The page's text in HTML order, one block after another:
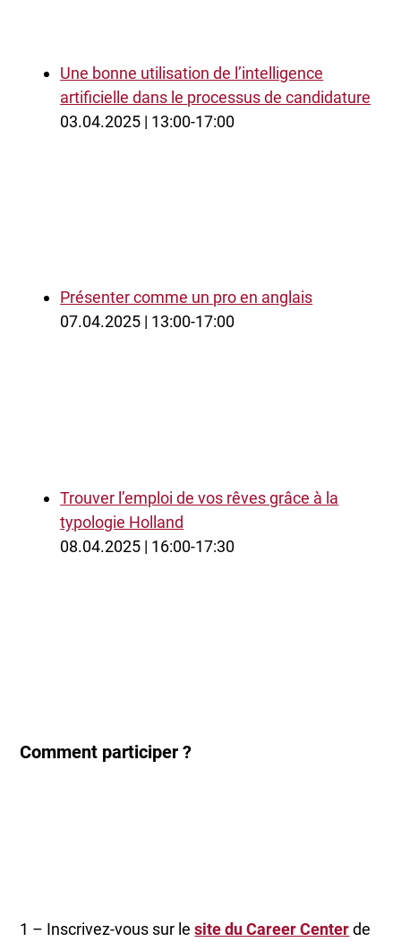
Une bonne utilisation de l’intelligence
artificielle dans le processus de candidature
03.04.2025 | 13:00-17:00
Présenter comme un pro en anglais
07.04.2025 | 13:00-17:00
Trouver l’emploi de vos rêves grâce à la
typologie Holland
08.04.2025 | 16:00-17:30
Comment participer ?
1 – Inscrivez-vous sur le site du Career Center de